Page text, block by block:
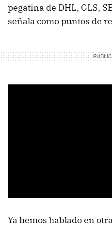
pegatina de DHL, GLS,
señala como puntos de
Ya hemos hablado en